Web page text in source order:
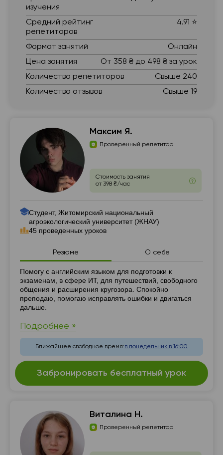
изучения
Средний рейтинг
репетиторов
4.91 ⭐
Формат занятий
Онлайн
Цена занятия
От 358 ₴ до 498 ₴ за урок
Количество репетиторов
Свыше 240
Количество отзывов
Свыше 19
Максим Я.
Проверенный репетитор
Стоимость занятия
от 398 ₴/час
Студент, Житомирский национальный
агроэкологический университет (ЖНАУ)
45 проведенных уроков
Резюме О себе
Резюме
Помогу с английским языком для подготовки к
экзаменам, в сфере ИТ, для путешествий, свободного
общения и расширения кругозора. Спокойно
преподаю, помогаю исправлять ошибки и двигаться
дальше.
Подробнее »
Ближайшее свободное время:в понедельник в 16:00
Забронировать бесплатный урок
Виталина Н.
Проверенный репетитор